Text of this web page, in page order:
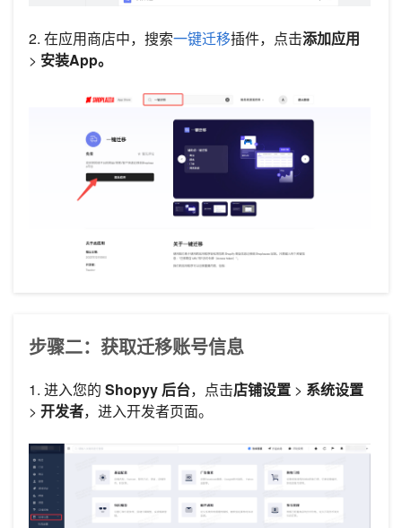
2. 在应用商店中，搜索一键迁移插件，点击添加应用
> 安装App。
步骤二：获取迁移账号信息
1. 进入您的 Shopyy 后台，点击店铺设置 > 系统设置
> 开发者，进入开发者页面。